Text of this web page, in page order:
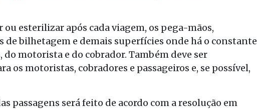
esterilizar após cada viagem, os pega-mãos,
de bilhetagem e demais superfícies onde há o constante
do motorista e do cobrador. Também deve ser
os motoristas, cobradores e passageiros e, se possível,
passagens será feito de acordo com a resolução em